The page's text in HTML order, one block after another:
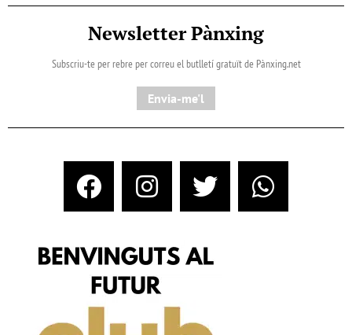
Newsletter Pànxing
Subscriu-te per rebre per correu el butlletí gratuït de Pànxing.net​
Envia-me'l